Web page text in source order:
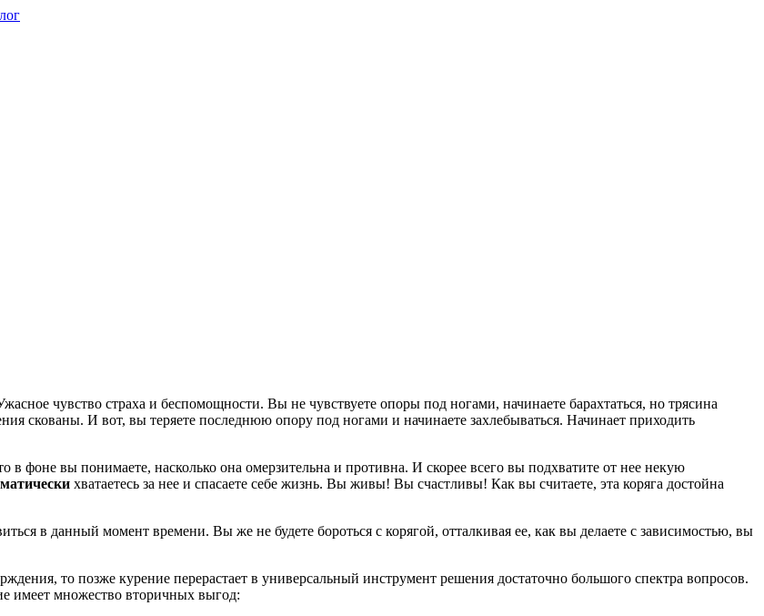
чувство страха и беспомощности. Вы не чувствуете опоры под ногами, начинаете барахтаться, но трясина
скованы. И вот, вы теряете последнюю опору под ногами и начинаете захлебываться. Начинает приходить
в фоне вы понимаете, насколько она омерзительна и противна. И скорее всего вы подхватите от нее некую
хватаетесь за нее и спасаете себе жизнь. Вы живы! Вы счастливы! Как вы считаете, эта коряга достойна
в данный момент времени. Вы же не будете бороться с корягой, отталкивая ее, как вы делаете с зависимостью, вы
то позже курение перерастает в универсальный инструмент решения достаточно большого спектра вопросов.
имеет множество вторичных выгод: